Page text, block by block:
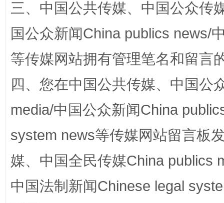
网上购药对药下症？
三、中国公共传媒、中国公众传
国公众新闻China publics news/
等传媒网站拥有管理笔名和留言
四、您在中国公共传媒、中国公
media/中国公众新闻China
system news等传媒网站留言板
媒、中国全民传媒China publics
中国法制新闻Chinese legal